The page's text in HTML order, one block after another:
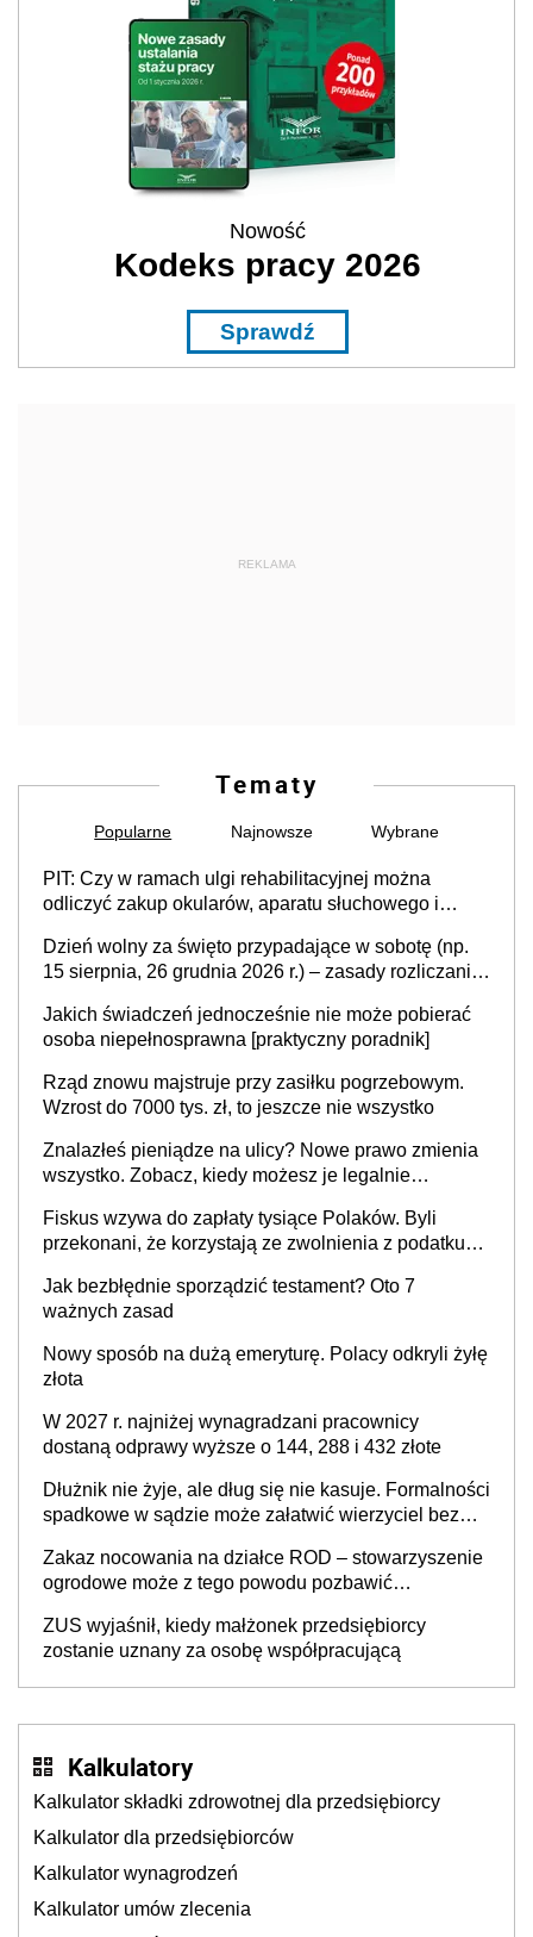
Nowość
Kodeks pracy 2026
Sprawdź
REKLAMA
Tematy
Popularne Najnowsze Wybrane
PIT: Czy w ramach ulgi rehabilitacyjnej można
odliczyć zakup okularów, aparatu słuchowego i
Dzień wolny za święto przypadające w sobotę (np.
15 sierpnia, 26 grudnia 2026 r.) – zasady rozliczania
i administracja publiczna), najczęstsze pytania
Jakich świadczeń jednocześnie nie może pobierać
osoba niepełnosprawna [praktyczny poradnik]
Rząd znowu majstruje przy zasiłku pogrzebowym.
Wzrost do 7000 tys. zł, to jeszcze nie wszystko
Znalazłeś pieniądze na ulicy? Nowe prawo zmienia
wszystko. Zobacz, kiedy możesz je legalnie
Fiskus wzywa do zapłaty tysiące Polaków. Byli
przekonani, że korzystają ze zwolnienia z podatku
Jak bezbłędnie sporządzić testament? Oto 7
ważnych zasad
Nowy sposób na dużą emeryturę. Polacy odkryli żyłę
złota
W 2027 r. najniżej wynagradzani pracownicy
dostaną odprawy wyższe o 144, 288 i 432 złote
Dłużnik nie żyje, ale dług się nie kasuje. Formalności
spadkowe w sądzie może załatwić wierzyciel bez
Zakaz nocowania na działce ROD – stowarzyszenie
ogrodowe może z tego powodu pozbawić
dzierżawę)?
ZUS wyjaśnił, kiedy małżonek przedsiębiorcy
zostanie uznany za osobę współpracującą
Kalkulatory
Kalkulator składki zdrowotnej dla przedsiębiorcy
Kalkulator dla przedsiębiorców
Kalkulator wynagrodzeń
Kalkulator umów zlecenia